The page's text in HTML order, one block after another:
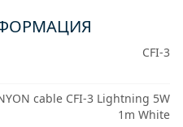
CFI-3
cable CFI-3 Lightning 5W
1m White